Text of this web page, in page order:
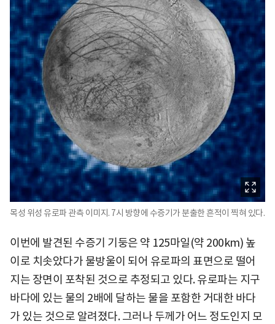
목성 위성 유로파 관측 이미지. 7시 방향에 수증기가 분출한 흔적이 찍혀 있다.
이번에 발견된 수증기 기둥은 약 125마일(약 200km) 높
이로 치솟았다가 물방울이 되어 유로파의 표면으로 떨어
지는 장면이 포착된 것으로 추정되고 있다. 유로파는 지구
바다에 있는 물의 2배에 달하는 물을 포함한 거대한 바다
가 있는 것으로 알려졌다. 그러나 두께가 어느 정도인지 모